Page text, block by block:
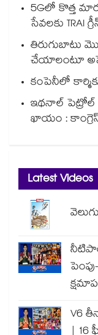
5Gలో కొత్త
సేవలకు TRAI
తిరుగుబాటు
చేయాలంటూ
కంపెనీలో
ఇథనాల్ పెట్రోల్
ఖాయం :
Latest Videos
V6